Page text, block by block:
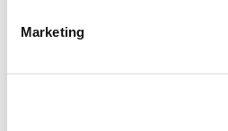
Marketing